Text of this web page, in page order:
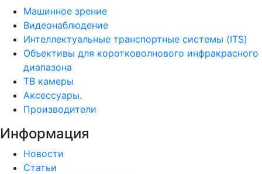
Машинное зрение
Видеонаблюдение
Интеллектуальные транспортные системы (ITS)
Объективы для коротковолнового инфракрасного
диапазона
ТВ камеры
Аксессуары.
Производители
Информация
Новости
Статьи